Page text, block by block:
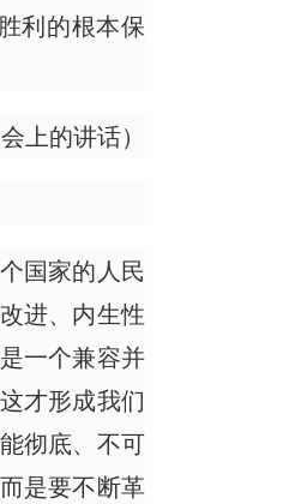
利的根本保
上的讲话）
国家的人民
进、内生性
一个兼容并
才形成我们
彻底、不可
是要不断革